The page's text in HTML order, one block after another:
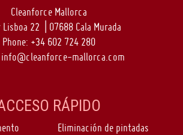
Cleanforce Mallorca
Lisboa 22 | 07688 Cala Murada
Phone: +34 602 724 280
info@cleanforce-mallorca.com
RÁPIDO
Eliminación de pintadas